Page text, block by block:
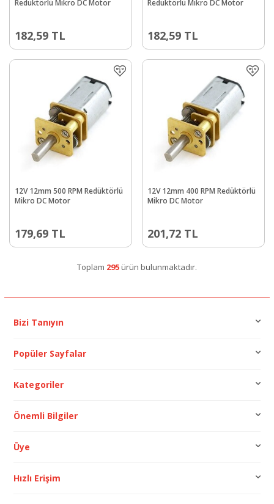
Redüktörlü Mikro DC Motor
182,59 TL
Redüktörlü Mikro DC Motor
182,59 TL
12V 12mm 500 RPM Redüktörlü
Mikro DC Motor
179,69 TL
12V 12mm 400 RPM Redüktörlü
Mikro DC Motor
201,72 TL
Toplam 295ürün bulunmaktadır.
Bizi Tanıyın
Popüler Sayfalar
Kategoriler
Önemli Bilgiler
Üye
Hızlı Erişim